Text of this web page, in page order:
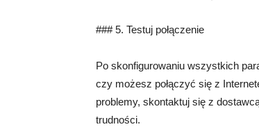
### 5. Testuj połączenie
Po skonfigurowaniu wszystkich
czy możesz połączyć się z
problemy, skontaktuj się z
trudności.